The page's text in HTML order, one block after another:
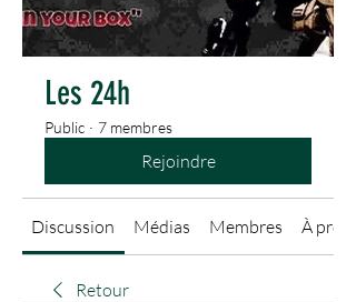
Les 24h
Public · 7 membres
Rejoindre
Discussion Médias Membres À
Retour